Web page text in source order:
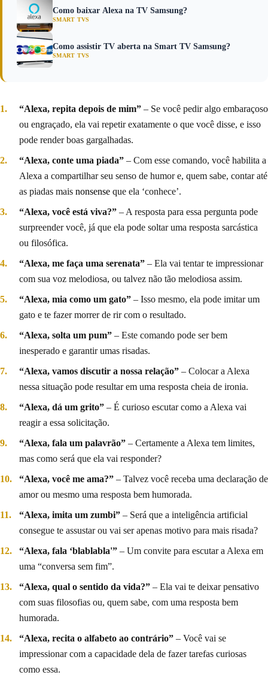
Como baixar Alexa na TV Samsung?
SMART TVS
Como assistir TV aberta na Smart TV Samsung?
SMART TVS
“Alexa, repita depois de mim” – Se você pedir algo embaraçoso
ou engraçado, ela vai repetir exatamente o que você disse, e isso
pode render boas gargalhadas.
“Alexa, conte uma piada” – Com esse comando, você habilita a
Alexa a compartilhar seu senso de humor e, quem sabe, contar até
as piadas mais nonsense que ela ‘conhece’.
“Alexa, você está viva?” – A resposta para essa pergunta pode
surpreender você, já que ela pode soltar uma resposta sarcástica
ou filosófica.
“Alexa, me faça uma serenata” – Ela vai tentar te impressionar
com sua voz melodiosa, ou talvez não tão melodiosa assim.
“Alexa, mia como um gato” – Isso mesmo, ela pode imitar um
gato e te fazer morrer de rir com o resultado.
“Alexa, solta um pum” – Este comando pode ser bem
inesperado e garantir umas risadas.
“Alexa, vamos discutir a nossa relação” – Colocar a Alexa
nessa situação pode resultar em uma resposta cheia de ironia.
“Alexa, dá um grito” – É curioso escutar como a Alexa vai
reagir a essa solicitação.
“Alexa, fala um palavrão” – Certamente a Alexa tem limites,
mas como será que ela vai responder?
“Alexa, você me ama?” – Talvez você receba uma declaração de
amor ou mesmo uma resposta bem humorada.
“Alexa, imita um zumbi” – Será que a inteligência artificial
consegue te assustar ou vai ser apenas motivo para mais risada?
“Alexa, fala ‘blablabla'” – Um convite para escutar a Alexa em
uma “conversa sem fim”.
“Alexa, qual o sentido da vida?” – Ela vai te deixar pensativo
com suas filosofias ou, quem sabe, com uma resposta bem
humorada.
“Alexa, recita o alfabeto ao contrário” – Você vai se
impressionar com a capacidade dela de fazer tarefas curiosas
como essa.